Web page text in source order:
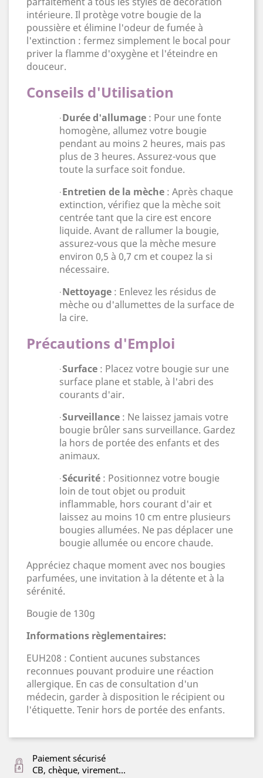
intérieure. Il protège votre bougie de la
poussière et élimine l'odeur de fumée à
l'extinction : fermez simplement le bocal pour
priver la flamme d'oxygène et l'éteindre en
douceur.
Conseils d'Utilisation
·Durée d'allumage : Pour une fonte
homogène, allumez votre bougie
pendant au moins 2 heures, mais pas
plus de 3 heures. Assurez-vous que
toute la surface soit fondue.
·Entretien de la mèche : Après chaque
extinction, vérifiez que la mèche soit
centrée tant que la cire est encore
liquide. Avant de rallumer la bougie,
assurez-vous que la mèche mesure
environ 0,5 à 0,7 cm et coupez la si
nécessaire.
·Nettoyage : Enlevez les résidus de
mèche ou d'allumettes de la surface de
la cire.
Précautions d'Emploi
·Surface : Placez votre bougie sur une
surface plane et stable, à l'abri des
courants d'air.
·Surveillance : Ne laissez jamais votre
bougie brûler sans surveillance. Gardez
la hors de portée des enfants et des
animaux.
·Sécurité : Positionnez votre bougie
loin de tout objet ou produit
inflammable, hors courant d'air et
laissez au moins 10 cm entre plusieurs
bougies allumées. Ne pas déplacer une
bougie allumée ou encore chaude.
Appréciez chaque moment avec nos bougies
parfumées, une invitation à la détente et à la
sérénité.
Bougie de 130g
Informations règlementaires:
EUH208 : Contient aucunes substances
reconnues pouvant produire une réaction
allergique. En cas de consultation d'un
médecin, garder à disposition le récipient ou
l'étiquette. Tenir hors de portée des enfants.
Paiement sécurisé
CB, chèque, virement...